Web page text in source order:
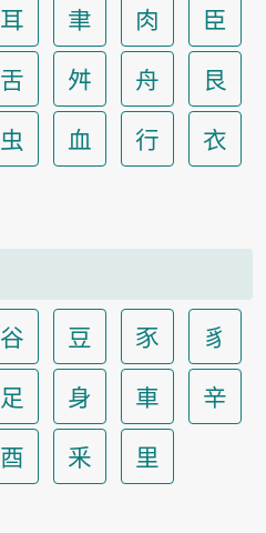
耳 聿 肉
臣
舌 舛 舟
艮
虫 血 行
衣
谷 豆 豕
豸
足 身 車
辛
酉 釆 里